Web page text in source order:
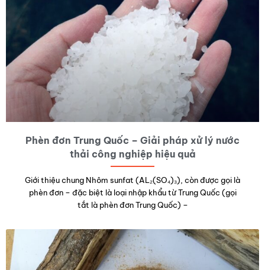
Phèn đơn Trung Quốc – Giải pháp xử lý nước
thải công nghiệp hiệu quả
Giới thiệu chung Nhôm sunfat (AL₂(SO₄)₃), còn được gọi là
phèn đơn – đặc biệt là loại nhập khẩu từ Trung Quốc (gọi
tắt là phèn đơn Trung Quốc) –